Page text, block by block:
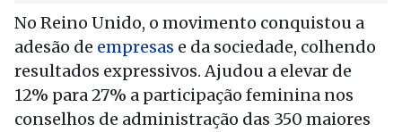
No Reino Unido, o movimento conquistou a
adesão de empresas e da sociedade, colhendo
resultados expressivos. Ajudou a elevar de
12% para 27% a participação feminina nos
conselhos de administração das 350 maiores